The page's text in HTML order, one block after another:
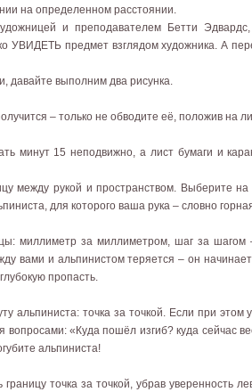
на определенном расстоянии.
и преподавателем Бетти
предмет взглядом художника. А
давайте выполним два рисунка.
– только не обводите её, положив на
минут 15 неподвижно, а лист бумаги и
между рукой и пространством. Выберите на
для которого ваша рука – словно
миллиметр за миллиметром, шаг за
вами и альпинистом теряется – он
пропасть.
альпиниста: точка за точкой. Если при этом
«Куда пошёл изгиб? куда сейчас
альпиниста!
точка за точкой, убрав уверенность